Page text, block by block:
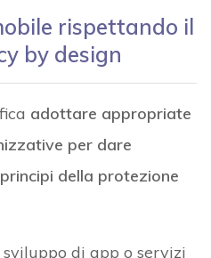
rispettando il
by design
adottare appropriate
per dare
della protezione
di app o servizi